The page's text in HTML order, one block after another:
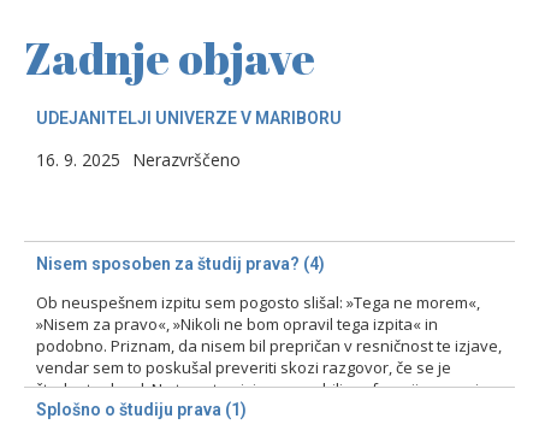
Zadnje objave
UDEJANITELJI UNIVERZE V MARIBORU
16. 9. 2025 Nerazvrščeno
Nisem sposoben za študij prava? (4)
Ob neuspešnem izpitu sem pogosto slišal: »Tega ne morem«,
»Nisem za pravo«, »Nikoli ne bom opravil tega izpita« in
podobno. Priznam, da nisem bil prepričan v resničnost te izjave,
vendar sem to poskušal preveriti skozi razgovor, če se je
študent odzval. Na tovrstne izjave smo bili profesorji pozorni
zlasti pri prvih izpitih, kajti ni bila…
Splošno o študiju prava (1)